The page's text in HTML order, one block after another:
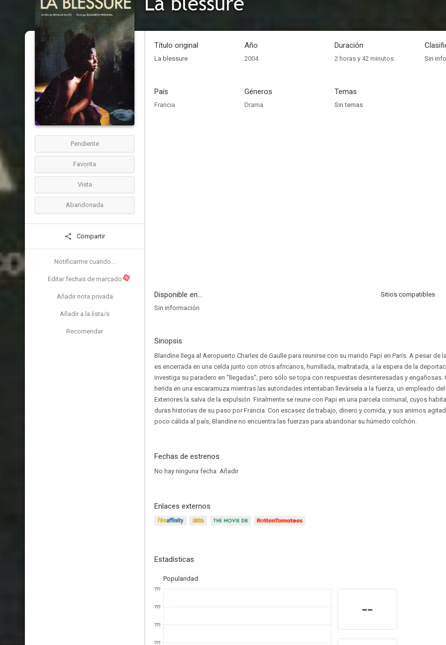
Pendiente
Favorita
Vista
Abandonada
Compartir
Notificarme cuando...
Editar fechas de marcado N
Añadir nota privada
Añadir a la lista/s
Recomendar
Título original
La blessure
Año
2004
Duración
2 horas y 42 minutos Sin
País
Francia
Géneros
Drama
Temas
Sin temas
Disponible en...
Sitios compatibles
Sin información
Sinopsis
Blandine llega al Aeropuerto Charles de Gaulle para reunirse con su marido Papi en París. A pesar de
es encerrada en una celda junto con otros africanos, humillada, maltratada, a la espera de la
investiga su paradero en "llegadas", pero sólo se topa con respuestas desinteresadas y engañosas.
herida en una escaramuza mientras las autoridades intentaban llevársela a la fuerza, un empleado
Exteriores la salva de la expulsión. Finalmente se reune con Papi en una parcela comunal, cuyos
duras historias de su paso por Francia. Con escasez de trabajo, dinero y comida, y sus animos
poco cálida al país, Blandine no encuentra las fuerzas para abandonar su húmedo colchón.
Fechas de estrenos
No hay ninguna fecha. Añadir
Enlaces externos
Estadísticas
Popularidad
???
???
???
???
--